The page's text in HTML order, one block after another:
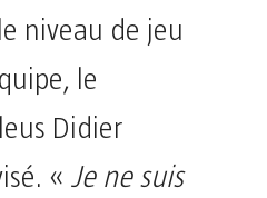
niveau de jeu
le
Didier
« Je ne suis